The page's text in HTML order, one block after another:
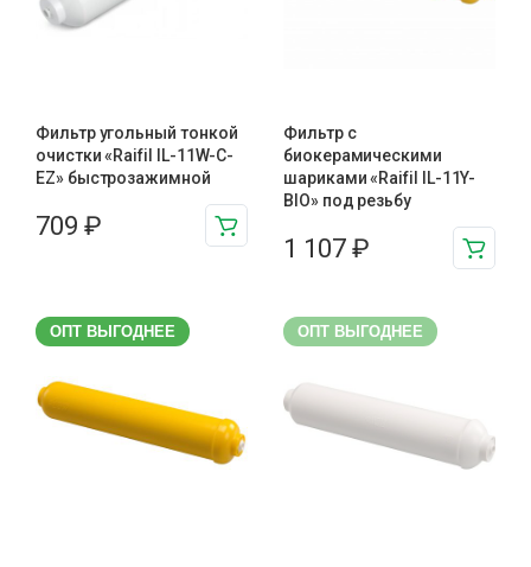
Фильтр угольный тонкой
очистки «Raifil IL-11W-C-
EZ» быстрозажимной
709 ₽
Фильтр с
биокерамическими
шариками «Raifil IL-11Y-
BIO» под резьбу
1 107 ₽
ОПТ ВЫГОДНЕЕ ОПТ ВЫГОДНЕЕ